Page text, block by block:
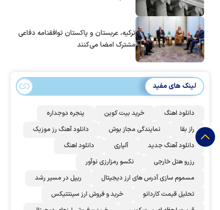
ترکیه، عربستان و پاکستان توافقنامه دفاعی
مشترک امضا می‌کنند
لینک های مفید
دانلود اهنگ خرید بیت کوین
پنجره دوجداره
راز بقا
نمایندگی مجاز بوش
دانلود آهنگ رز‌ موزیک
دانلود آهنگ جدید
آلپاری
دانلود اهنگ
رزرو هتل خارجی
نکسو رمزارزی نوآور
مسموم سازی آدرس های ارز دیجیتال
ریپل در مسیر رشد
تحلیل قیمت کاردانو
خرید و فروش ارز سینتتیکس